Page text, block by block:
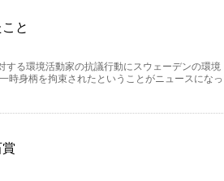
と
る環境活動家の抗議行動にスウェーデンの環境
時身柄を拘束されたということがニュースになっ